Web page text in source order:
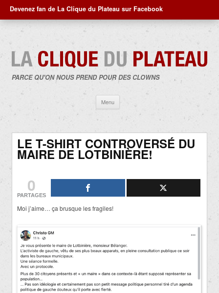
Devenez fan de La Clique du Plateau sur Facebook
PARCE QU'ON NOUS PREND POUR DES CLOWNS
Menu
contenu
LE T-SHIRT CONTROVERSÉ DU
MAIRE DE LOTBINIÈRE!
0
PARTAGES
Moi j’aime… ça brusque les fragiles!